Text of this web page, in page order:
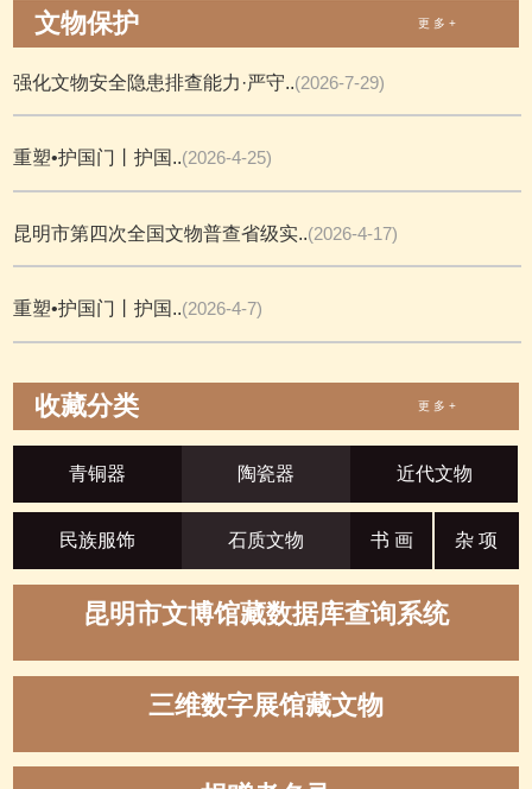
文物保护 更 多 +
强化文物安全隐患排查能力·严守..(2026-7-29)
重塑•护国门丨护国..(2026-4-25)
昆明市第四次全国文物普查省级实..(2026-4-17)
重塑•护国门丨护国..(2026-4-7)
收藏分类 更 多 +
青铜器 陶瓷器 近代文物
民族服饰 石质文物 书 画 杂 项
昆明市文博馆藏数据库查询系统
三维数字展馆藏文物